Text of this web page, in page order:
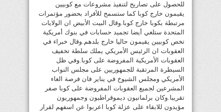
للحصول على تصاريح لتنفيذ مشروعات مع كوبيين
يقيمون خارج كوبا كما ستسمح للأفراد بحضور مؤتمرات
مرتبطة بكوبا خارج كوبا.وقال البيت الأبيض ان الولايات
المتحدة ستلغي أيضا تجميد حسابات في بنوك أمريكية
تخص كوبيين يقيمون حاليا خارج بلدهم.وقال خبراء في
العقوبات ان الرئيس الأمريكي يملك سلطة تخفيف
العقوبات الأمريكية المفروضة على كوبا.وفي ظل
السيطرة المرتقبة للجمهوريين على مجلس النواب
الأمريكي ومجلس الشيوخ في يناير فان فرصة الغاء
المشرعين لجميع العقوبات المفروضة على كوبا صفر
تقريبا.وكان برلمانيون ديموقراطيون وجمهوريون
مؤيدون للابقاء على عزلة كوبا اعربوا عن اسفهم لقرار